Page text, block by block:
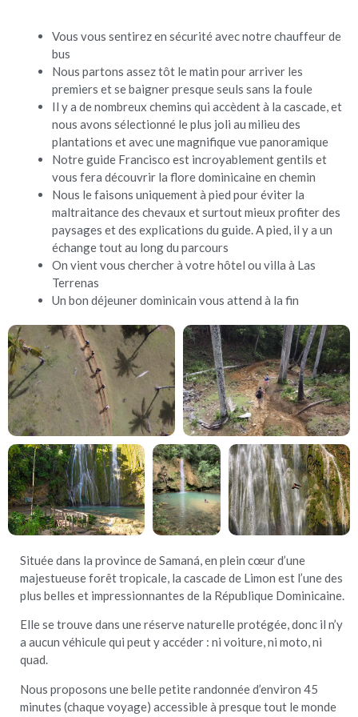
Vous vous sentirez en sécurité avec notre chauffeur de
bus
Nous partons assez tôt le matin pour arriver les
premiers et se baigner presque seuls sans la foule
Il y a de nombreux chemins qui accèdent à la cascade, et
nous avons sélectionné le plus joli au milieu des
plantations et avec une magnifique vue panoramique
Notre guide Francisco est incroyablement gentils et
vous fera découvrir la flore dominicaine en chemin
Nous le faisons uniquement à pied pour éviter la
maltraitance des chevaux et surtout mieux profiter des
paysages et des explications du guide. A pied, il y a un
échange tout au long du parcours
On vient vous chercher à votre hôtel ou villa à Las
Terrenas
Un bon déjeuner dominicain vous attend à la fin
Située dans la province de Samaná, en plein cœur d’une
majestueuse forêt tropicale, la cascade de Limon est l’une des
plus belles et impressionnantes de la République Dominicaine.
Elle se trouve dans une réserve naturelle protégée, donc il n’y
a aucun véhicule qui peut y accéder : ni voiture, ni moto, ni
quad.
Nous proposons une belle petite randonnée d’environ 45
minutes (chaque voyage) accessible à presque tout le monde